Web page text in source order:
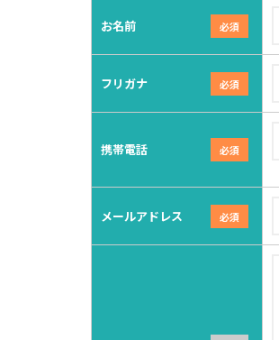
お名前
フリガナ
携帯電話
メールアドレス